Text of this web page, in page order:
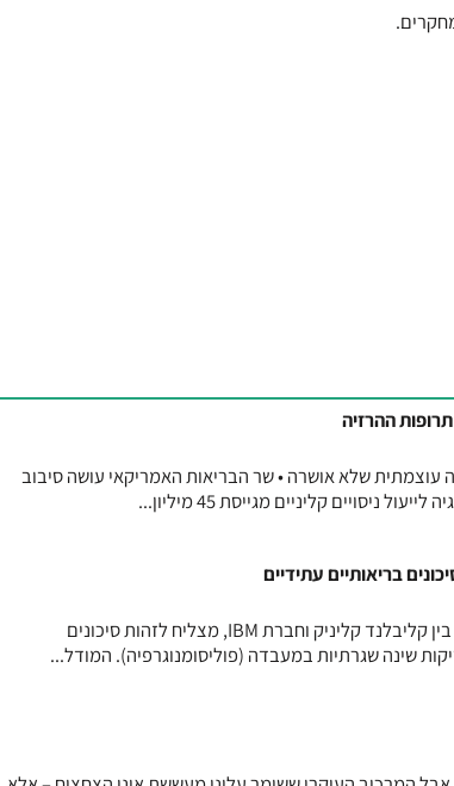
ההרזיה
שלא אושרה • שר הבריאות האמריקאי עושה סיבוב
קליניים מגייסת 45 מיליון...
בריאותיים עתידיים
מודל בינה מלאכותית חדשני, שפותח בשיתוף פעולה בין קליבלנד קליניק וחברת IBM, מצליח לזהות סיכונים
שינה שגרתיות במעבדה (פוליסומנוגרפיה). המודל...